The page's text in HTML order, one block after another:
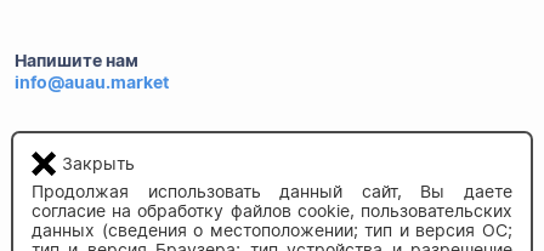
Напишите нам
info@auau.market
ул.Калязинская 6, оф. 2
Закрыть
Продолжая использовать данный сайт, Вы даете
согласие на обработку файлов cookie, пользовательских
данных (сведения о местоположении; тип и версия ОС;